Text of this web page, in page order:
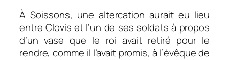
À Soissons, une altercation aurait eu lieu
entre Clovis et l’un de ses soldats à propos
d’un vase que le roi avait retiré pour le
rendre, comme il l’avait promis, à l’évêque de